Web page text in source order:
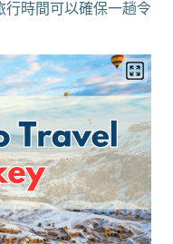
行時間可以確保一趟令